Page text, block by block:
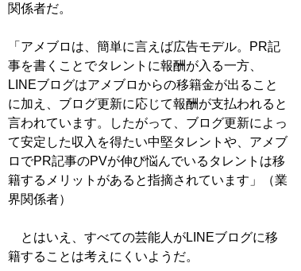
関係者だ。
「アメブロは、簡単に言えば広告モデル。PR記
事を書くことでタレントに報酬が入る一方、
LINEブログはアメブロからの移籍金が出ること
に加え、ブログ更新に応じて報酬が支払われると
言われています。したがって、ブログ更新によっ
て安定した収入を得たい中堅タレントや、アメブ
ロでPR記事のPVが伸び悩んでいるタレントは移
籍するメリットがあると指摘されています」（業
界関係者）
とはいえ、すべての芸能人がLINEブログに移
籍することは考えにくいようだ。